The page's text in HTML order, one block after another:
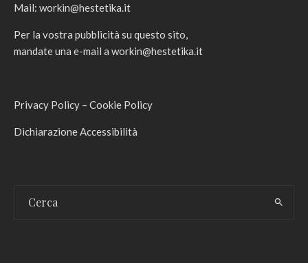
Mail: workin@hestetika.it
Per la vostra pubblicità su questo sito,
mandate una e-mail a workin@hestetika.it
Privacy Policy – Cookie Policy
Dichiarazione Accessibilità